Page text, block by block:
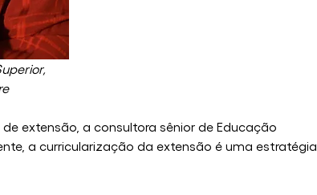
extensão, a consultora sênior de Educação
a curricularização da extensão é uma estratégia